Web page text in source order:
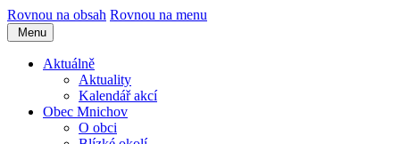
Rovnou na obsah Rovnou na menu
Menu
Aktuálně
Aktuality
Kalendář akcí
Obec Mnichov
O obci